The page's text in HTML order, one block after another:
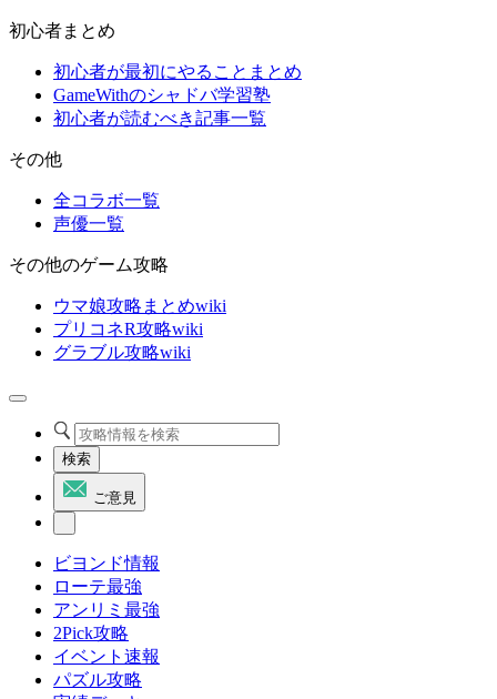
初心者まとめ
初心者が最初にやることまとめ
GameWithのシャドバ学習塾
初心者が読むべき記事一覧
その他
全コラボ一覧
声優一覧
その他のゲーム攻略
ウマ娘攻略まとめwiki
プリコネR攻略wiki
グラブル攻略wiki
検索
ご意見
ビヨンド情報
ローテ最強
アンリミ最強
2Pick攻略
イベント速報
パズル攻略